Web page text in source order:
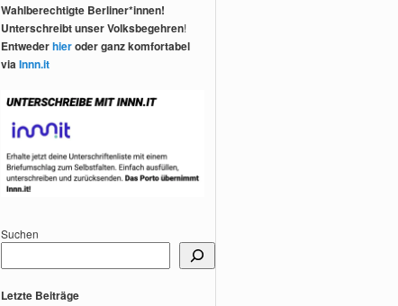
Wahlberechtigte Berliner*innen!
Unterschreibt unser Volksbegehren!
Entwederhieroder ganz komfortabel
viaInnn.it
Suchen
Letzte Beiträge